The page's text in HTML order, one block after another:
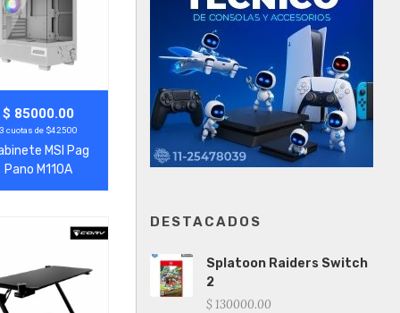
Ver Más
$ 85000.00
3 cuotas de $42500
MSI Pag
Pano M110A
s/Fuente
DESTACADOS
Splatoon Raiders Switch
2
$ 130000.00